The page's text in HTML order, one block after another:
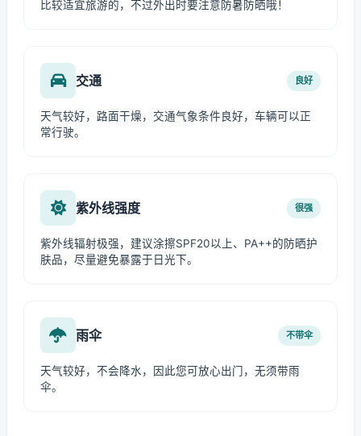
比较适宜旅游的，不过外出时要注意防暑防晒哦！
交通 良好
天气较好，路面干燥，交通气象条件良好，车辆可以正
常行驶。
紫外线强度 很强
紫外线辐射极强，建议涂擦SPF20以上、PA++的防晒护
肤品，尽量避免暴露于日光下。
雨伞 不带伞
天气较好，不会降水，因此您可放心出门，无须带雨
伞。